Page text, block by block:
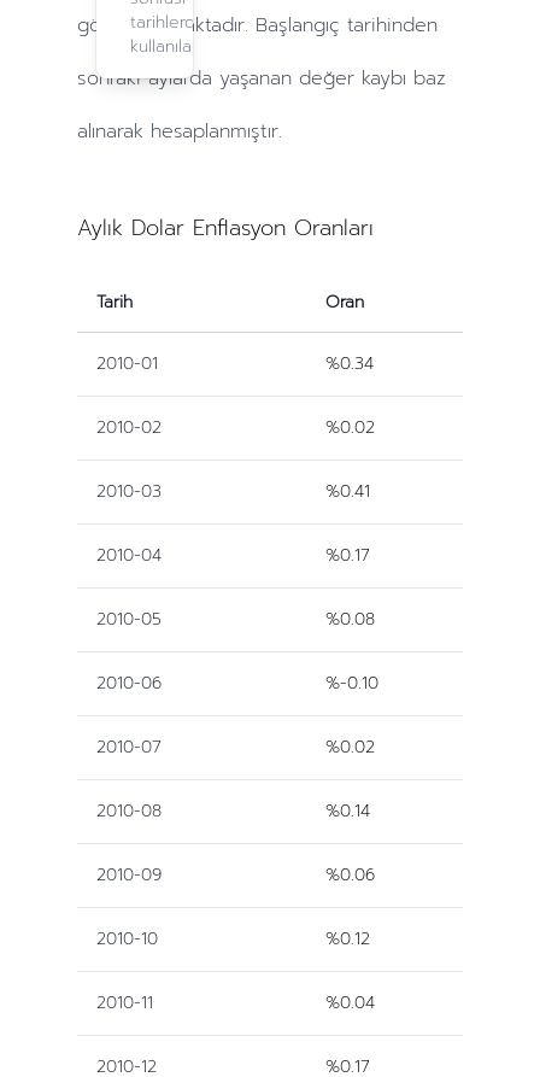
tarihlerde
kullanılabilir.
göre yapılmaktadır. Başlangıç tarihinden
sonraki aylarda yaşanan değer kaybı baz
alınarak hesaplanmıştır.
Aylık Dolar Enflasyon Oranları
Tarih Oran
2010-01 %0.34
2010-02 %0.02
2010-03 %0.41
2010-04 %0.17
2010-05 %0.08
2010-06 %-0.10
2010-07 %0.02
2010-08 %0.14
2010-09 %0.06
2010-10 %0.12
2010-11 %0.04
2010-12 %0.17